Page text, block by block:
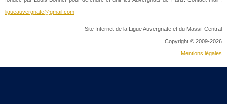
ligueauvergnate@gmail.com
Site Internet de la Ligue Auvergnate et du Massif Central
Copyright © 2009-2026
Mentions légales